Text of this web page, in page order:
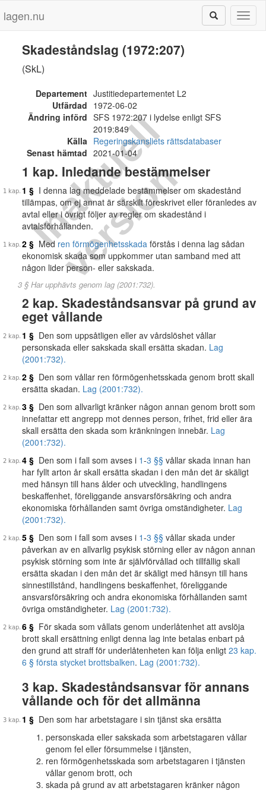
lagen.nu
I
n
a
k
t
u
e
l
l
v
e
r
s
i
o
n
Skadeståndslag (1972:207)
(SkL)
Departement Justitiedepartementet L2
Utfärdad 1972-06-02
Ändring införd SFS 1972:207 i lydelse enligt SFS
2019:849
Källa Regeringskansliets rättsdatabaser
Senast hämtad 2021-01-04
1 kap. Inledande bestämmelser
1 § I denna lag meddelade bestämmelser om skadestånd
tillämpas, om ej annat är särskilt föreskrivet eller föranledes av
avtal eller i övrigt följer av regler om skadestånd i
avtalsförhållanden.
2 § Med ren förmögenhetsskada förstås i denna lag sådan
ekonomisk skada som uppkommer utan samband med att
någon lider person- eller sakskada.
3 § Har upphävts genom lag (2001:732).
2 kap. Skadeståndsansvar på grund av
eget vållande
1 § Den som uppsåtligen eller av vårdslöshet vållar
personskada eller sakskada skall ersätta skadan. Lag
(2001:732).
2 § Den som vållar ren förmögenhetsskada genom brott skall
ersätta skadan. Lag (2001:732).
3 § Den som allvarligt kränker någon annan genom brott som
innefattar ett angrepp mot dennes person, frihet, frid eller ära
skall ersätta den skada som kränkningen innebär. Lag
(2001:732).
4 § Den som i fall som avses i 1-3 §§ vållar skada innan han
har fyllt arton år skall ersätta skadan i den mån det är skäligt
med hänsyn till hans ålder och utveckling, handlingens
beskaffenhet, föreliggande ansvarsförsäkring och andra
ekonomiska förhållanden samt övriga omständigheter. Lag
(2001:732).
5 § Den som i fall som avses i 1-3 §§ vållar skada under
påverkan av en allvarlig psykisk störning eller av någon annan
psykisk störning som inte är självförvållad och tillfällig skall
ersätta skadan i den mån det är skäligt med hänsyn till hans
sinnestillstånd, handlingens beskaffenhet, föreliggande
ansvarsförsäkring och andra ekonomiska förhållanden samt
övriga omständigheter. Lag (2001:732).
6 § För skada som vållats genom underlåtenhet att avslöja
brott skall ersättning enligt denna lag inte betalas enbart på
den grund att straff för underlåtenheten kan följa enligt 23 kap.
6 § första stycket brottsbalken. Lag (2001:732).
3 kap. Skadeståndsansvar för annans
vållande och för det allmänna
1 § Den som har arbetstagare i sin tjänst ska ersätta
personskada eller sakskada som arbetstagaren vållar
genom fel eller försummelse i tjänsten,
ren förmögenhetsskada som arbetstagaren i tjänsten
vållar genom brott, och
skada på grund av att arbetstagaren kränker någon